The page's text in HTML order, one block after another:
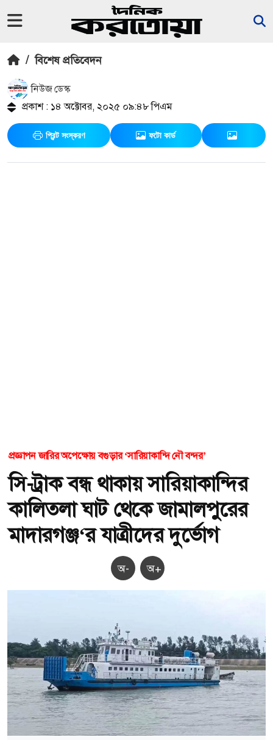
/ বিশেষ প্রতিবেদন
নিউজ ডেস্ক
প্রকাশ : ১৪ অক্টোবর, ২০২৫ ০৯:৪৮ পিএম
প্রিন্ট সংস্করণ ফটো কার্ড
প্রজ্ঞাপন জারির অপেক্ষোয় বগুড়ার ‘সারিয়াকান্দি নৌ বন্দর’
সি-ট্রাক বন্ধ থাকায় সারিয়াকান্দির
কালিতলা ঘাট থেকে জামালপুরের
মাদারগঞ্জ‘র যাত্রীদের দুর্ভোগ
অ- অ+